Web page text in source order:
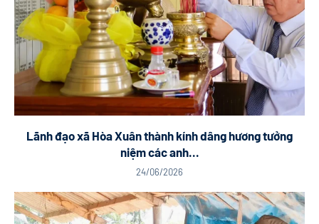
Lãnh đạo xã Hòa Xuân thành kính dâng hương tưởng
niệm các anh...
24/06/2026